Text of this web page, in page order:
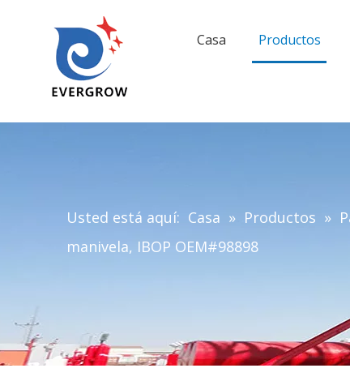
Casa Productos
Usted está aquí: Casa » Productos »
manivela, IBOP OEM#98898